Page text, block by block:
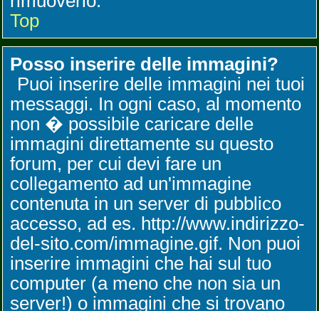
Top
Posso inserire delle immagini?
Puoi inserire delle immagini nei tuoi
messaggi. In ogni caso, al momento
non � possibile caricare delle
immagini direttamente su questo
forum, per cui devi fare un
collegamento ad un'immagine
contenuta in un server di pubblico
accesso, ad es. http://www.indirizzo-
del-sito.com/immagine.gif. Non puoi
inserire immagini che hai sul tuo
computer (a meno che non sia un
server!) o immagini che si trovano